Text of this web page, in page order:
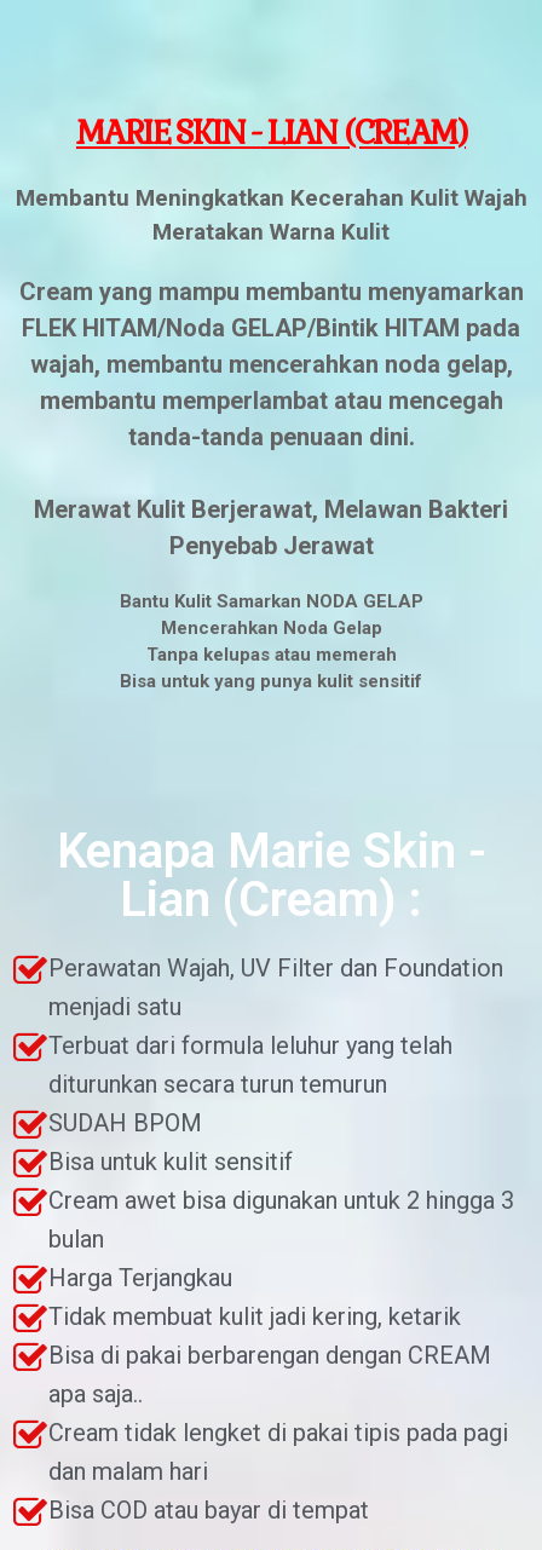
MARIE SKIN -LIAN (CREAM)
Membantu Meningkatkan Kecerahan Kulit Wajah
Meratakan Warna Kulit
Cream yang mampu membantu menyamarkan
FLEK HITAM/Noda GELAP/Bintik HITAM pada
wajah, membantu mencerahkan noda gelap,
membantu memperlambat atau mencegah
tanda-tanda penuaan dini.
Merawat Kulit Berjerawat, Melawan Bakteri
Penyebab Jerawat
Bantu Kulit Samarkan NODA GELAP
Mencerahkan Noda Gelap
Tanpa kelupas atau memerah
Bisa untuk yang punya kulit sensitif
Kenapa Marie Skin -
Lian (Cream) :​
Perawatan Wajah, UV Filter dan Foundation
menjadi satu
Terbuat dari formula leluhur yang telah
diturunkan secara turun temurun
SUDAH BPOM
Bisa untuk kulit sensitif
Cream awet bisa digunakan untuk 2 hingga 3
bulan
Harga Terjangkau
Tidak membuat kulit jadi kering, ketarik
Bisa di pakai berbarengan dengan CREAM
apa saja..
Cream tidak lengket di pakai tipis pada pagi
dan malam hari
Bisa COD atau bayar di tempat